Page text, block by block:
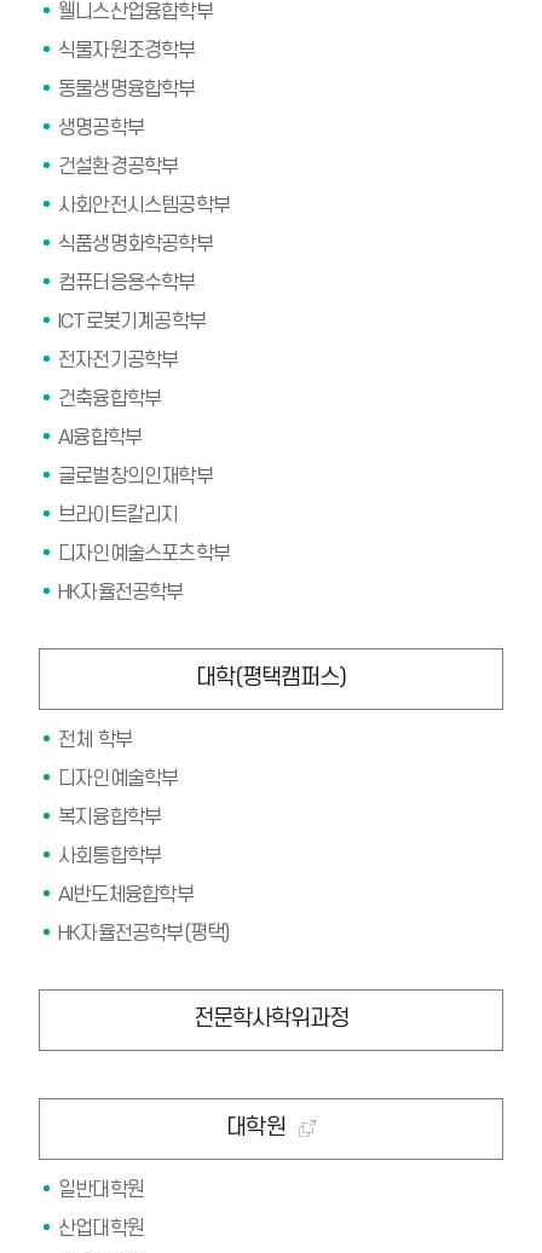
웰니스산업융합학부
식물자원조경학부
동물생명융합학부
생명공학부
건설환경공학부
사회안전시스템공학부
식품생명화학공학부
컴퓨터응용수학부
ICT로봇기계공학부
전자전기공학부
건축융합학부
AI융합학부
글로벌창의인재학부
브라이트칼리지
디자인예술스포츠학부
HK자율전공학부
대학(평택캠퍼스)
전체 학부
디자인예술학부
복지융합학부
사회통합학부
AI반도체융합학부
HK자율전공학부(평택)
전문학사학위과정
대학원
일반대학원
산업대학원